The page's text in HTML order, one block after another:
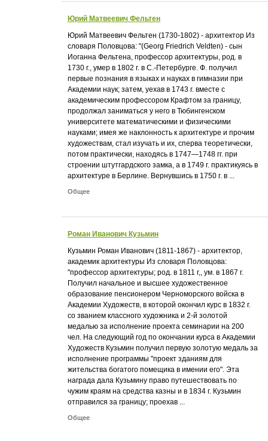
Юрий Матвеевич Фельтен
Юрий Матвеевич Фельтен (1730-1802) - архитектор Из
словаря Половцова: "(Georg Friedrich Veldten) - сын
Иоганна Фельтена, профессор архитектуры, род. в
1730 г., умер в 1802 г. в С.-Петербурге. Ф. получил
первые познания в языках и науках в гимназии при
Академии наук; затем, уехав в 1743 г. вместе с
академическим профессором Крафтом за границу,
продолжал заниматься у него в Тюбингенском
университете математическими и физическими
науками; имея же наклонность к архитектуре и прочим
художествам, стал изучать и их, сперва теоретически,
потом практически, находясь в 1747—1748 гг. при
строении штутгардского замка, а в 1749 г. практикуясь в
архитектуре в Берлине. Вернувшись в 1750 г. в ...
Общее
Роман Иванович Кузьмин
Кузьмин Роман Иванович (1811-1867) - архитектор,
академик архитектуры Из словаря Половцова:
"профессор архитектуры; род. в 1811 г,, ум. в 1867 г.
Получил начальное и высшее художественное
образование пенсионером Черноморского войска в
Академии Художеств, в которой окончил курс в 1832 г.
со званием классного художника и 2-й золотой
медалью за исполнение проекта семинарии на 200
чел. На следующий год по окончании курса в Академии
Художеств Кузьмин получил первую золотую медаль за
исполнение программы "проект зданиям для
жительства богатого помещика в имении его". Эта
награда дала Кузьмину право путешествовать по
чужим краям на средства казны и в 1834 г. Кузьмин
отправился за границу; проехав ...
Общее